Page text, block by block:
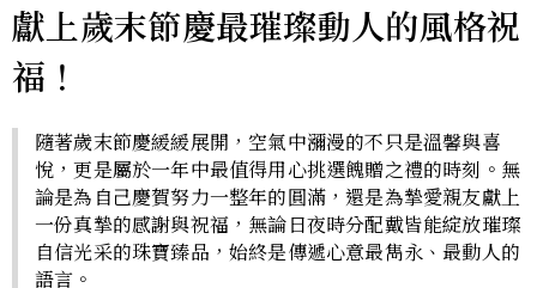
獻上歲末節慶最璀璨動人的風格祝
福！
隨著歲末節慶緩緩展開，空氣中瀰漫的不只是溫馨與喜
悅，更是屬於一年中最值得用心挑選餽贈之禮的時刻。無
論是為自己慶賀努力一整年的圓滿，還是為摯愛親友獻上
一份真摯的感謝與祝福，無論日夜時分配戴皆能綻放璀璨
自信光采的珠寶臻品，始終是傳遞心意最雋永、最動人的
語言。